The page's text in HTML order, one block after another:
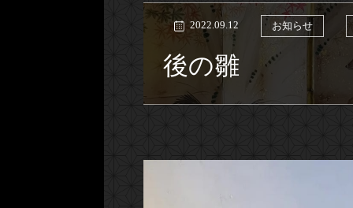
2022.09.12 お知らせ
後の雛